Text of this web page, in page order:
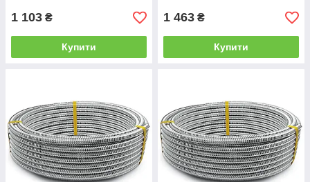
1 103 ₴
Купити
1 463 ₴
Купити